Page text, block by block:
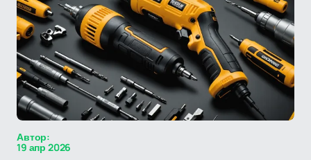
Автор:
19 апр 2026